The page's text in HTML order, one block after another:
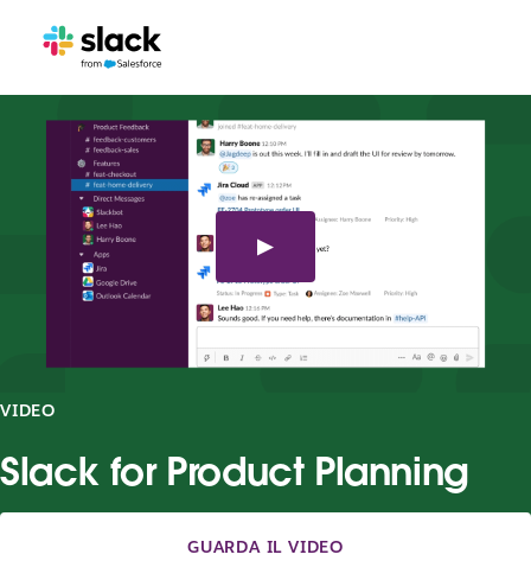
VIDEO
Slack for Product Planning
GUARDA IL VIDEO